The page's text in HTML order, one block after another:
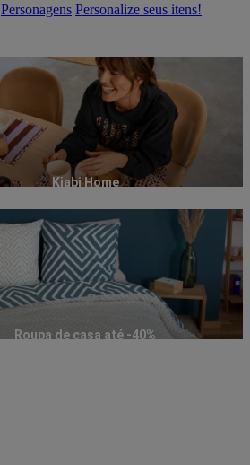
Personagens Personalize seus itens!
Kiabi Home
Roupa de casa até -40%